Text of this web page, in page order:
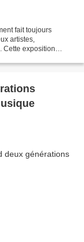
fait toujours
artistes,
Cette exposition